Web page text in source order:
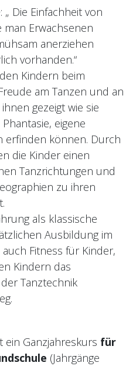
Die Einfachheit von
man Erwachsenen
anerziehen
vorhanden.“
Kindern beim
am Tanzen und an
gezeigt wie sie
eigene
erfinden können. Durch
die Kinder einen
Tanzrichtungen und
zu ihren
als klassische
Ausbildung im
Fitness für Kinder,
Kindern das
Tanztechnik
ein Ganzjahreskurs für
(Jahrgänge
sie ihre
nahm selbst 20
den Fächern
und Modern
die seit
gesammelte
garantieren eine
in ihrem
seit dem Jahr 2020
in den Kursen
Dance und
1.
Krise hat Nicole
online und
Ideen und
zu behalten.
haben!